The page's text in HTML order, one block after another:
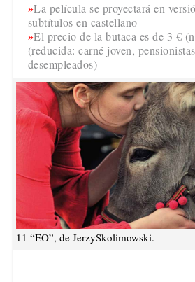
La película se proyectará en
subtítulos en castellano
El precio de la butaca es de 3 €
(reducida: carné joven,
desempleados)
11 “EO”, de JerzySkolimowski.